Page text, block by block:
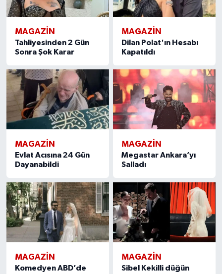
MAGAZIN
Tahliyesinden 2 Gün
Sonra Şok Karar
MAGAZIN
Dilan Polat'ın Hesabı
Kapatıldı
MAGAZIN
Evlat Acısına 24 Gün
Dayanabildi
MAGAZIN
Megastar Ankara’yı
Salladı
MAGAZIN
Komedyen ABD’de
MAGAZIN
Sibel Kekilli düğün